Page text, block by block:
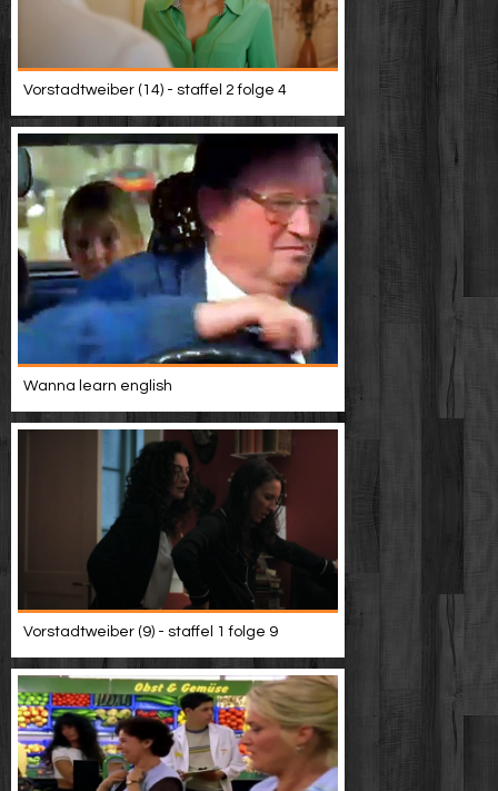
Vorstadtweiber (14) - staffel 2 folge 4
Wanna learn english
Vorstadtweiber (9) - staffel 1 folge 9